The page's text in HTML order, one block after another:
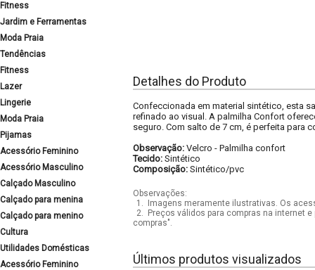
Fitness
Jardim e Ferramentas
Moda Praia
Tendências
Fitness
Lazer
Lingerie
Moda Praia
Pijamas
Acessório Feminino
Acessório Masculino
Calçado Masculino
Calçado para menina
Calçado para menino
Cultura
Utilidades Domésticas
Acessório Feminino
Detalhes do Produto
Confeccionada em material sintético, esta
refinado ao visual. A palmilha Confort
seguro. Com salto de 7 cm, é perfeita para
Observação: Velcro - Palmilha confort
Tecido: Sintético
Composição: Sintético/pvc
Observações:
1.
Imagens meramente ilustrativas. Os
2.
Preços válidos para compras na internet
compras".
Últimos produtos visualizados